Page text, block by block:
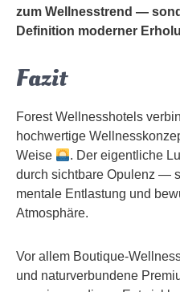
zum Wellnesstrend —
Definition moderner
Fazit
Forest Wellnesshotels
hochwertige
Weise
. Der eigentliche
durch sichtbare Opulenz —
mentale Entlastung und
Atmosphäre.
Vor allem Boutique-
und naturverbundene